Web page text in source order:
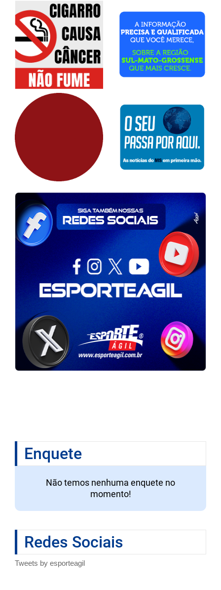
Enquete
Não temos nenhuma enquete no
momento!
Redes Sociais
Tweets by esporteagil